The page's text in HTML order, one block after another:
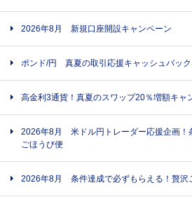
2026年8月 新規口座開設キャンペーン
ポンド/円 真夏の取引応援キャッシュバック
高金利3通貨！真夏のスワップ20％増額キャ
2026年8月 米ドル円トレーダー応援企画！
ごほうび便
2026年8月 条件達成で必ずもらえる！贅沢